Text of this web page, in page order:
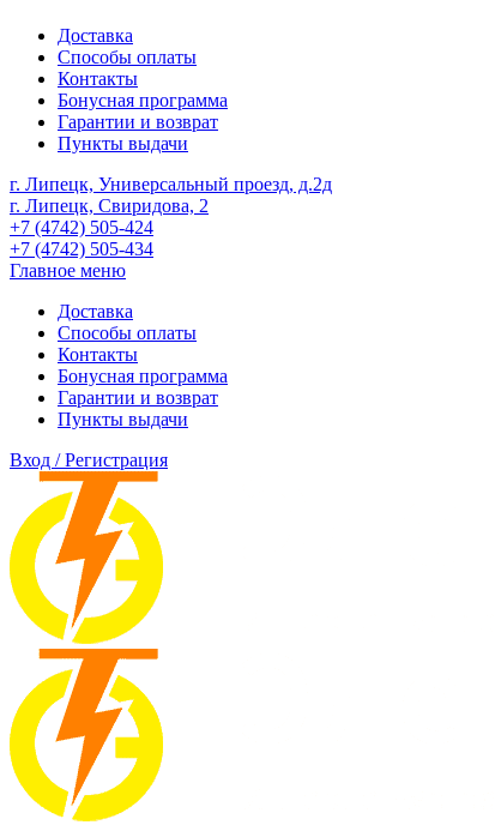
Доставка
Способы оплаты
Контакты
Бонусная программа
Гарантии и возврат
Пункты выдачи
г. Липецк, Универсальный проезд, д.2д
г. Липецк, Свиридова, 2
+7 (4742) 505-424
+7 (4742) 505-434
Главное меню
Доставка
Способы оплаты
Контакты
Бонусная программа
Гарантии и возврат
Пункты выдачи
Вход / Регистрация